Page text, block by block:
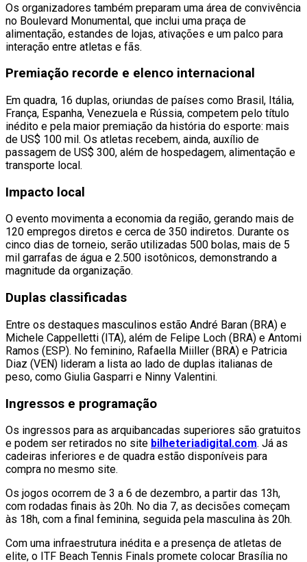
Os organizadores também preparam uma área de convivência
no Boulevard Monumental, que inclui uma praça de
alimentação, estandes de lojas, ativações e um palco para
interação entre atletas e fãs.
Premiação recorde e elenco internacional
Em quadra, 16 duplas, oriundas de países como Brasil, Itália,
França, Espanha, Venezuela e Rússia, competem pelo título
inédito e pela maior premiação da história do esporte: mais
de US$ 100 mil. Os atletas recebem, ainda, auxílio de
passagem de US$ 300, além de hospedagem, alimentação e
transporte local.
Impacto local
O evento movimenta a economia da região, gerando mais de
120 empregos diretos e cerca de 350 indiretos. Durante os
cinco dias de torneio, serão utilizadas 500 bolas, mais de 5
mil garrafas de água e 2.500 isotônicos, demonstrando a
magnitude da organização.
Duplas classificadas
Entre os destaques masculinos estão André Baran (BRA) e
Michele Cappelletti (ITA), além de Felipe Loch (BRA) e Antomi
Ramos (ESP). No feminino, Rafaella Miiller (BRA) e Patricia
Diaz (VEN) lideram a lista ao lado de duplas italianas de
peso, como Giulia Gasparri e Ninny Valentini.
Ingressos e programação
Os ingressos para as arquibancadas superiores são gratuitos
e podem ser retirados no site bilheteriadigital.com. Já as
cadeiras inferiores e de quadra estão disponíveis para
compra no mesmo site.
Os jogos ocorrem de 3 a 6 de dezembro, a partir das 13h,
com rodadas finais às 20h. No dia 7, as decisões começam
às 18h, com a final feminina, seguida pela masculina às 20h.
Com uma infraestrutura inédita e a presença de atletas de
elite, o ITF Beach Tennis Finals promete colocar Brasília no